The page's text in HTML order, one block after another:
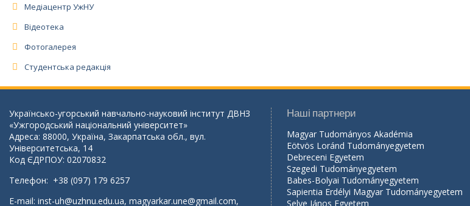
Медіацентр УжНУ
Відеотека
Фотогалерея
Студентська редакція
Українсько-угорський навчально-науковий інститут ДВНЗ
«Ужгородський національний університет»
Адреса: 88000, Україна, Закарпатська обл., вул.
Університетська, 14
Код ЄДРПОУ: 02070832
Телефон: +38 (097) 179 6257
E-mail: inst-uh@uzhnu.edu.ua, magyarkar.une@gmail.com,
Наші партнери
Magyar Tudományos Akadémia
Eötvös Loránd Tudományegyetem
Debreceni Egyetem
Szegedi Tudományegyetem
Babes-Bolyai Tudományegyetem
Sapientia Erdélyi Magyar Tudományegyetem
Selye János Egyetem